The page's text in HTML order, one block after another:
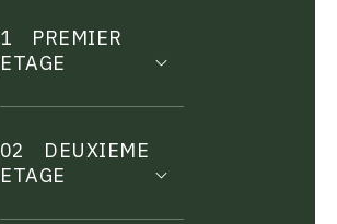
1
PREMIER
ETAGE
02
DEUXIEME
ETAGE